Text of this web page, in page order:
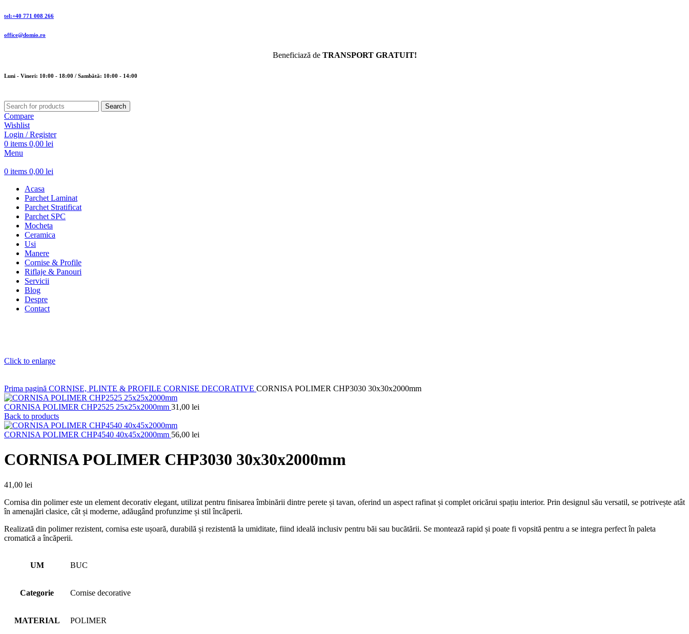
tel:+40 771 008 266
office@domio.ro
Beneficiază de TRANSPORT GRATUIT!
Luni - Vineri: 10:00 - 18:00 / Sambătă: 10:00 - 14:00
Search
Compare
Wishlist
Login / Register
0 items 0,00 lei
Menu
0 items 0,00 lei
Acasa
Parchet Laminat
Parchet Stratificat
Parchet SPC
Mocheta
Ceramica
Usi
Manere
Cornise & Profile
Riflaje & Panouri
Servicii
Blog
Despre
Contact
Click to enlarge
Prima pagină CORNISE, PLINTE & PROFILE CORNISE DECORATIVE CORNISA POLIMER CHP3030 30x30x2000mm
CORNISA POLIMER CHP2525 25x25x2000mm 31,00 lei
Back to products
CORNISA POLIMER CHP4540 40x45x2000mm 56,00 lei
CORNISA POLIMER CHP3030 30x30x2000mm
41,00 lei
Cornisa din polimer este un element decorativ elegant, utilizat pentru finisarea îmbinării dintre perete și tavan, oferind un aspect rafinat și complet oricărui spațiu interior. Prin designul său versatil, se potrivește atât
în amenajări clasice, cât și moderne, adăugând profunzime și stil încăperii.
Realizată din polimer rezistent, cornisa este ușoară, durabilă și rezistentă la umiditate, fiind ideală inclusiv pentru băi sau bucătării. Se montează rapid și poate fi vopsită pentru a se integra perfect în paleta
cromatică a încăperii.
UM BUC
Categorie Cornise decorative
MATERIAL POLIMER